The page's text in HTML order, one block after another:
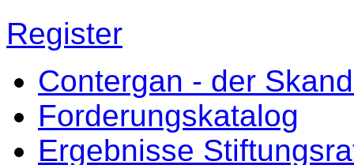
Register
Contergan - der
Forderungskatalog
Ergebnisse